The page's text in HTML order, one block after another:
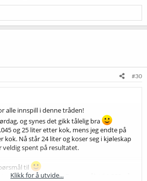
#30
alle innspill i denne tråden!
og synes det gikk tålelig bra
og 25 liter etter kok, mens jeg endte på
kok. Nå står 24 liter og koser seg i kjøleskap
veldig spent på resultatet.
til
og refraktometer. Begge målt til 1.000 når
Klikk for å utvide...